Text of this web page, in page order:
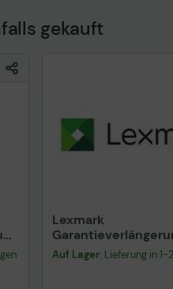
Technisches
gekauft
Lexmark
MS811 / M5163
Auf Lager: Lieferung in